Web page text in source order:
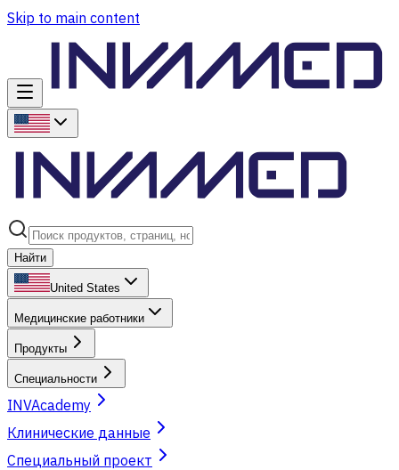
Skip to main content
Найти
United States
Медицинские работники
Продукты
Специальности
INVAcademy
Клинические данные
Специальный проект